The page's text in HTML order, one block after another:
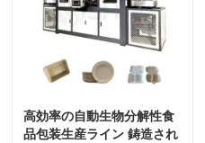
高効率の自動生物分解性食
品包装生産ライン 鋳造され